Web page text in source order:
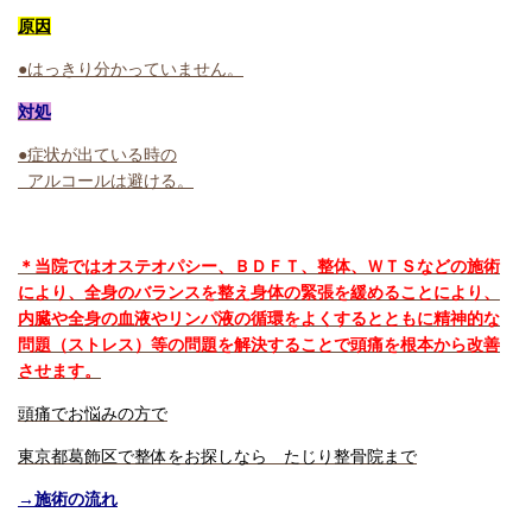
原因
●はっきり分かっていません。
対処
●症状が出ている時の
アルコールは避ける。
＊当院ではオステオパシー、ＢＤＦＴ、整体、ＷＴＳなどの施術
により、全身のバランスを整え身体の緊張を緩めることにより、
内臓や全身の血液やリンパ液の循環をよくするとともに精神的な
問題（ストレス）等の問題を解決することで頭痛を根本から改善
させます。
頭痛でお悩みの方で
東京都葛飾区で整体をお探しなら たじり整骨院まで
→施術の流れ